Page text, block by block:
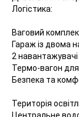
Логістика:
Ваговий
Гараж із двома
2 навантажувачі
Термо-вагон для
Безпека та
Територія
Центральне